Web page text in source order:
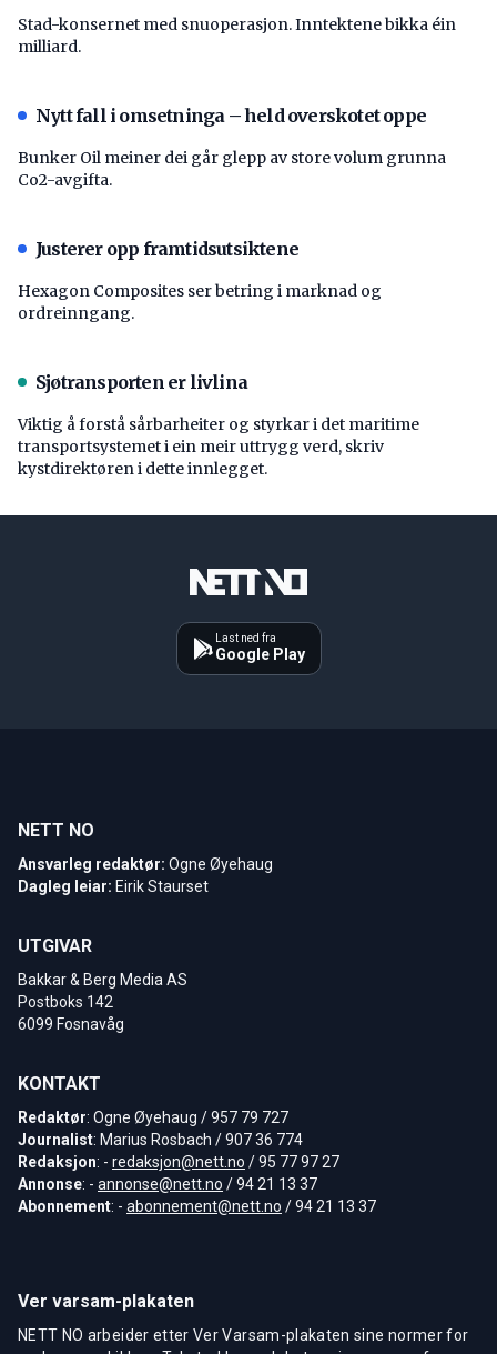
Stad-konsernet med snuoperasjon. Inntektene bikka éin
milliard.
Nytt fall i omsetninga – held overskotet oppe
Bunker Oil meiner dei går glepp av store volum grunna
Co2-avgifta.
Justerer opp framtidsutsiktene
Hexagon Composites ser betring i marknad og
ordreinngang.
Sjøtransporten er livlina
Viktig å forstå ­sårbarheiter og styrkar i det maritime
transport­systemet i ein meir uttrygg verd, skriv
kystdirektøren i dette innlegget.
Last ned fra
Google Play
NETT NO
Ansvarleg redaktør: Ogne Øyehaug
Dagleg leiar: Eirik Staurset
UTGIVAR
Bakkar & Berg Media AS
Postboks 142
6099 Fosnavåg
KONTAKT
Redaktør: Ogne Øyehaug / 957 79 727
Journalist: Marius Rosbach / 907 36 774
Redaksjon: - redaksjon@nett.no / 95 77 97 27
Annonse: - annonse@nett.no / 94 21 13 37
Abonnement: - abonnement@nett.no / 94 21 13 37
Ver varsam-plakaten
NETT NO arbeider etter Ver Varsam-plakaten sine normer for